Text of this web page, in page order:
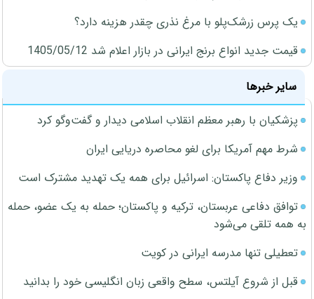
یک پرس زرشک‌پلو با مرغ نذری چقدر هزینه دارد؟
قیمت جدید انواع برنج ایرانی در بازار اعلام شد 1405/05/12
سایر خبرها
پزشکیان با رهبر معظم انقلاب اسلامی دیدار و گفت‌وگو کرد
شرط مهم آمریکا برای لغو محاصره دریایی ایران
وزیر دفاع پاکستان: اسرائیل برای همه یک تهدید مشترک است
توافق دفاعی عربستان، ترکیه و پاکستان؛ حمله به یک عضو، حمله
به همه تلقی می‌شود
تعطیلی تنها مدرسه ایرانی در کویت
قبل از شروع آیلتس، سطح واقعی زبان انگلیسی خود را بدانید